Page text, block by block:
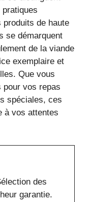
produits de haute
se démarquent
de la viande
exemplaire et
Que vous
pour vos repas
spéciales, ces
à vos attentes
des
garantie.